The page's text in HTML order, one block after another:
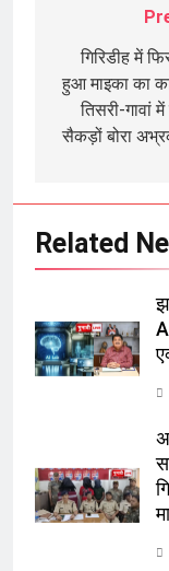
गिरिडीह में
हुआ माइका का
तिसरी-गावां में
सैकड़ों बोरा
Related